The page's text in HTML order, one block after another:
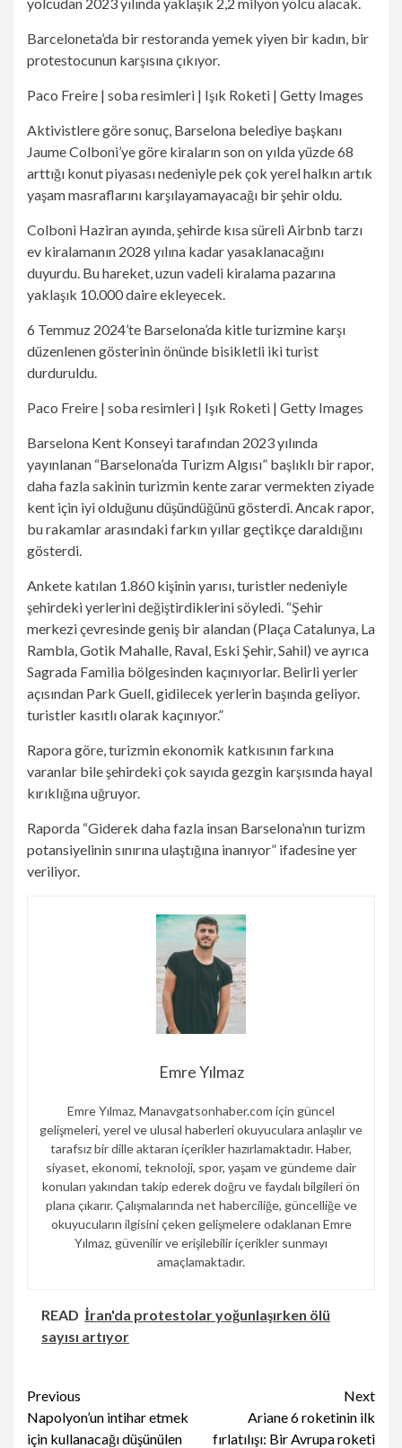
Barceloneta’da bir restoranda yemek yiyen bir kadın, bir
protestocunun karşısına çıkıyor.
Paco Freire | soba resimleri | Işık Roketi | Getty Images
Aktivistlere göre sonuç, Barselona belediye başkanı
Jaume Colboni’ye göre kiraların son on yılda yüzde 68
arttığı konut piyasası nedeniyle pek çok yerel halkın artık
yaşam masraflarını karşılayamayacağı bir şehir oldu.
Colboni Haziran ayında, şehirde kısa süreli Airbnb tarzı
ev kiralamanın 2028 yılına kadar yasaklanacağını
duyurdu. Bu hareket, uzun vadeli kiralama pazarına
yaklaşık 10.000 daire ekleyecek.
6 Temmuz 2024’te Barselona’da kitle turizmine karşı
düzenlenen gösterinin önünde bisikletli iki turist
durduruldu.
Paco Freire | soba resimleri | Işık Roketi | Getty Images
Barselona Kent Konseyi tarafından 2023 yılında
yayınlanan “Barselona’da Turizm Algısı” başlıklı bir rapor,
daha fazla sakinin turizmin kente zarar vermekten ziyade
kent için iyi olduğunu düşündüğünü gösterdi. Ancak rapor,
bu rakamlar arasındaki farkın yıllar geçtikçe daraldığını
gösterdi.
Ankete katılan 1.860 kişinin yarısı, turistler nedeniyle
şehirdeki yerlerini değiştirdiklerini söyledi. “Şehir
merkezi çevresinde geniş bir alandan (Plaça Catalunya, La
Rambla, Gotik Mahalle, Raval, Eski Şehir, Sahil) ve ayrıca
Sagrada Familia bölgesinden kaçınıyorlar. Belirli yerler
açısından Park Guell, gidilecek yerlerin başında geliyor.
turistler kasıtlı olarak kaçınıyor.”
Rapora göre, turizmin ekonomik katkısının farkına
varanlar bile şehirdeki çok sayıda gezgin karşısında hayal
kırıklığına uğruyor.
Raporda “Giderek daha fazla insan Barselona’nın turizm
potansiyelinin sınırına ulaştığına inanıyor” ifadesine yer
veriliyor.
Emre Yılmaz
Emre Yılmaz, Manavgatsonhaber.com için güncel
gelişmeleri, yerel ve ulusal haberleri okuyuculara anlaşılır ve
tarafsız bir dille aktaran içerikler hazırlamaktadır. Haber,
siyaset, ekonomi, teknoloji, spor, yaşam ve gündeme dair
konuları yakından takip ederek doğru ve faydalı bilgileri ön
plana çıkarır. Çalışmalarında net haberciliğe, güncelliğe ve
okuyucuların ilgisini çeken gelişmelere odaklanan Emre
Yılmaz, güvenilir ve erişilebilir içerikler sunmayı
amaçlamaktadır.
READ İran'da protestolar yoğunlaşırken ölü
sayısı artıyor
Continue
Reading
Previous
Napolyon’un intihar etmek
için kullanacağı düşünülen
Next
Ariane 6 roketinin ilk
fırlatılışı: Bir Avrupa roketi